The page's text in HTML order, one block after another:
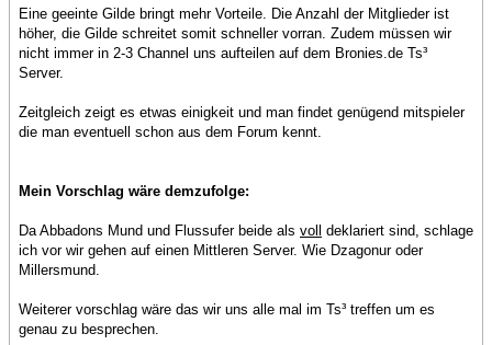
Eine geeinte Gilde bringt mehr Vorteile. Die Anzahl der Mitglieder ist
höher, die Gilde schreitet somit schneller vorran. Zudem müssen wir
nicht immer in 2-3 Channel uns aufteilen auf dem Bronies.de Ts³
Server.
Zeitgleich zeigt es etwas einigkeit und man findet genügend mitspieler
die man eventuell schon aus dem Forum kennt.
Mein Vorschlag wäre demzufolge:
Da Abbadons Mund und Flussufer beide als voll deklariert sind, schlage
ich vor wir gehen auf einen Mittleren Server. Wie Dzagonur oder
Millersmund.
Weiterer vorschlag wäre das wir uns alle mal im Ts³ treffen um es
genau zu besprechen.